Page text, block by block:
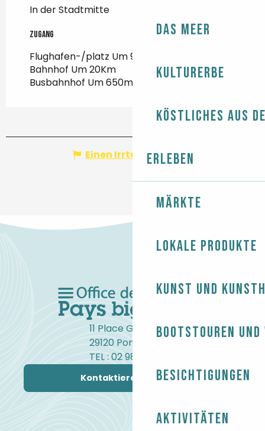
Das Meer
Kulturerbe
Köstliches aus
Erleben
Märkte
Lokale Produkte
Kunst und
Bootstouren
Besichtigungen
Aktivitäten
In der Stadtmitte
Zugang
Zugang
Flughafen-/platz Um 95Km
Bahnhof Um 20Km
Busbahnhof Um 650m
Einen Irrtum angeben
11 Place Gambetta
29120 Pont-l'Abbé
TEL : 02 98 82 37 99
Kontaktieren Sie uns